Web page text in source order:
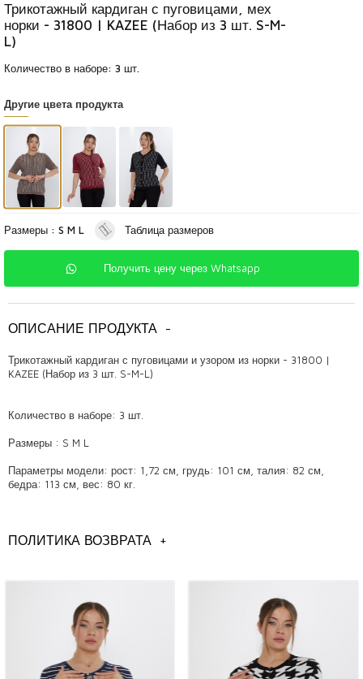
Трикотажный кардиган с пуговицами, мех
норки - 31800 | KAZEE (Набор из 3 шт. S-M-
L)
Количество в наборе: 3 шт.
Другие цвета продукта
Размеры : S M L Таблица размеров
Получить цену через Whatsapp
ОПИСАНИЕ ПРОДУКТА -
Трикотажный кардиган с пуговицами и узором из норки - 31800 |
KAZEE (Набор из 3 шт. S-M-L)
Количество в наборе: 3 шт.
Размеры : S M L
Параметры модели: рост: 1,72 см, грудь: 101 см, талия: 82 см,
бедра: 113 см, вес: 80 кг.
Кардиганы — один из самых предпочитаемых и незаменимых
бутиков. Он входит в число трендов каждого сезона благодаря своей
элегантности коллекции, которую вы предлагаете своим клиентам.
Почему вам стоит выбрать наши кардиганы?
Наши кардиганы изготовлены из высококачественных материалов и
рассчитаны на длительный срок службы. Наши изделия отличаются
ПОЛИТИКА ВОЗВРАТА +